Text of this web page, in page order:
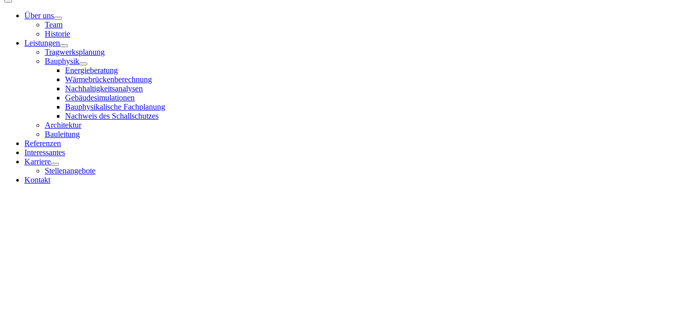
Toggle
NavigationÜber uns
Team
Historie
Leistungen
Tragwerksplanung
Bauphysik
Energieberatung
Wärmebrückenberechnung
Nachhaltigkeitsanalysen
Gebäudesimulationen
Bauphysikalische Fachplanung
Nachweis des Schallschutzes
Architektur
Bauleitung
Referenzen
Interessantes
Karriere
Stellenangebote
Kontakt